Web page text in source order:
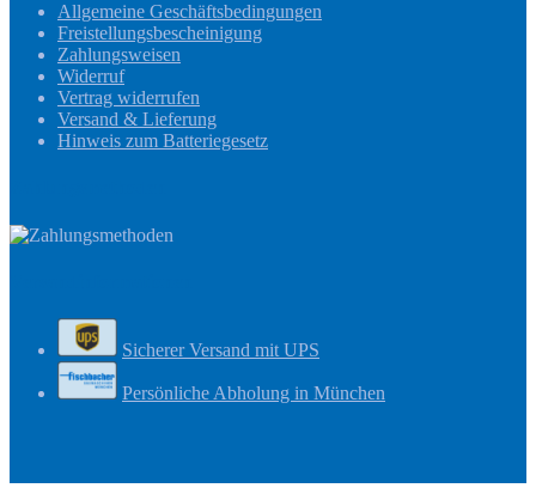
Allgemeine Geschäftsbedingungen
Freistellungsbescheinigung
Zahlungsweisen
Widerruf
Vertrag widerrufen
Versand & Lieferung
Hinweis zum Batteriegesetz
Sicherer Versand mit UPS
Persönliche Abholung in München